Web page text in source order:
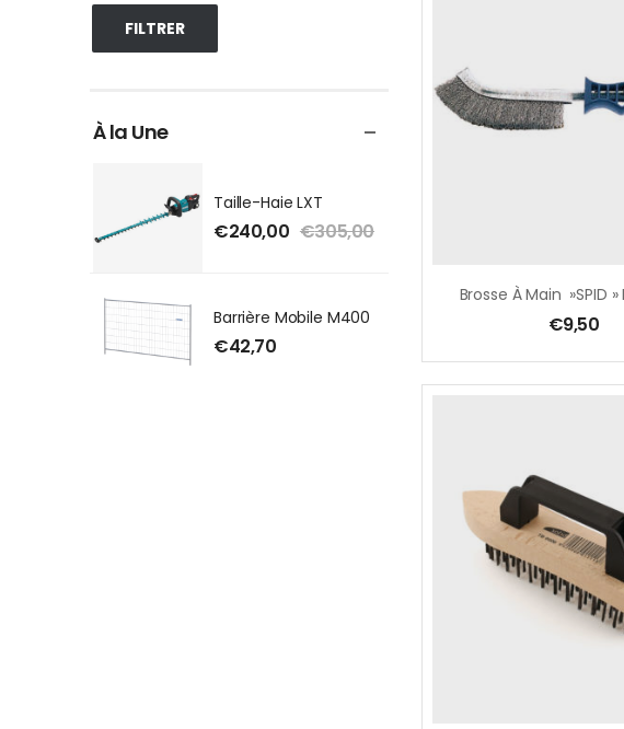
FILTRER
À la Une
Taille-Haie LXT
€240,00 €305,00
Barrière Mobile M400
€42,70
€9,50